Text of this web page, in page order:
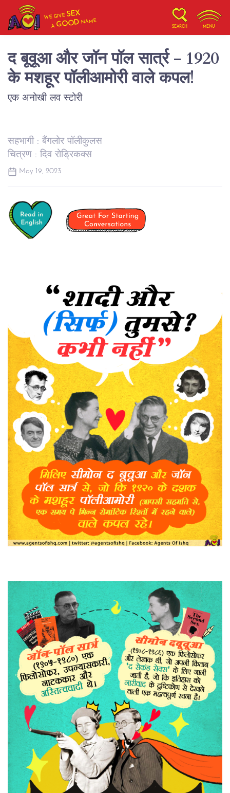
WE GIVESEX
AGOOD NAME
SEARCH MENU
द बूवूआ और जॉन पॉल सार्त्र - 1920
के मशहूर पॉलीआमोरी वाले कपल!
एक अनोखी लव स्टोरी
सहभागी : बैंगलोर पॉलीकुलस
चित्रण : दिव रोड्रिकक्स
May 19, 2023